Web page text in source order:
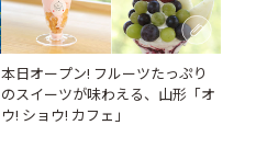
本日オープン! フルーツたっぷり
のスイーツが味わえる、山形「オ
ウ! ショウ! カフェ」